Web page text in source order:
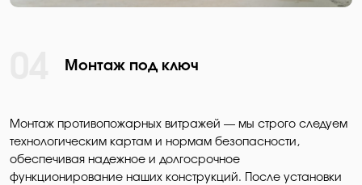
Монтаж под ключ
Монтаж противопожарных витражей — мы строго следуем
технологическим картам и нормам безопасности,
обеспечивая надежное и долгосрочное
функционирование наших конструкций. После установки